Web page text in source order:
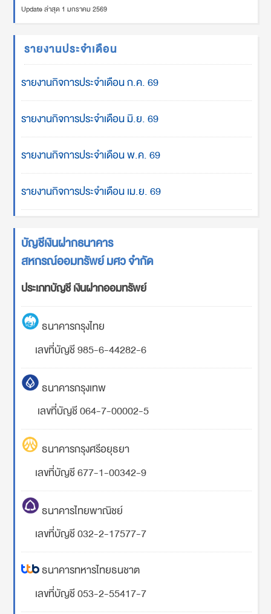
Update ล่าสุด 1 มกราคม 2569
รายงานประจำเดือน
รายงานกิจการประจำเดือน ก.ค. 69
รายงานกิจการประจำเดือน มิ.ย. 69
รายงานกิจการประจำเดือน พ.ค. 69
รายงานกิจการประจำเดือน เม.ย. 69
บัญชีเงินฝากธนาคาร
สหกรณ์ออมทรัพย์ มศว จำกัด
ประเภทบัญชี เงินฝากออมทรัพย์
ธนาคารกรุงไทย
เลขที่บัญชี 985-6-44282-6
ธนาคารกรุงเทพ
เลขที่บัญชี 064-7-00002-5
ธนาคารกรุงศรีอยุธยา
เลขที่บัญชี 677-1-00342-9
ธนาคารไทยพาณิชย์
เลขที่บัญชี 032-2-17577-7
ธนาคารทหารไทยธนชาต
เลขที่บัญชี 053-2-55417-7